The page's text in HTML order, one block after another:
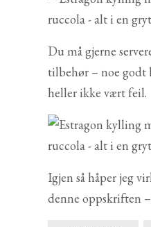
Du må gjerne
tilbehør – noe godt
heller ikke vært feil.
Igjen så håper jeg
denne oppskriften